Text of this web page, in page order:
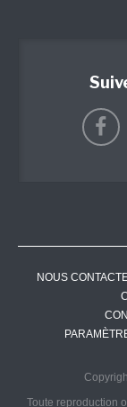
NOUS
Toute reproduction